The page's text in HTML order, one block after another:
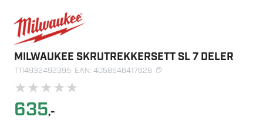
MILWAUKEE SKRUTREKKERSETT SL 7 DELER
TTI4932492395· EAN: 4058546417628
★★★★★
635,-